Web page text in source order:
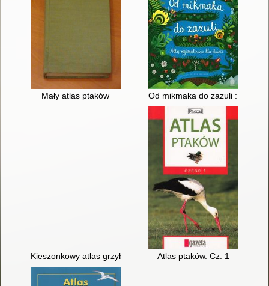
Mały atlas ptaków Od mikmaka do zazuli : atlas
Kieszonkowy atlas grzybów. Cz. 1Atlas ptaków. Cz. 1